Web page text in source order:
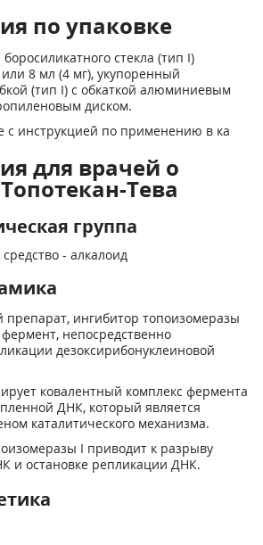
по упаковке
стекла (тип I)
8 мл (4 мг), укупоренный
(тип I) с обкаткой алюминиевым
диском.
с инструкцией по применению в ка
для врачей о
Тева
группа
- алкалоид
препарат, ингибитор топоизомеразы
непосредственно
дезоксирибонуклеиновой
ковалентный комплекс фермента
ДНК, который является
каталитического механизма.
I приводит к разрыву
и остановке репликации ДНК.